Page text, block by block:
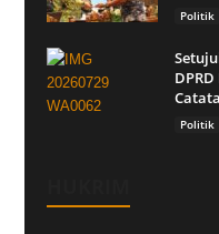
Politik
Politik